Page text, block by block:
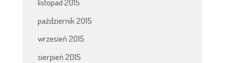
listopad 2015
październik 2015
wrzesień 2015
sierpień 2015